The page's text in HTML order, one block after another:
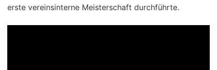
erste vereinsinterne Meisterschaft durchführte.